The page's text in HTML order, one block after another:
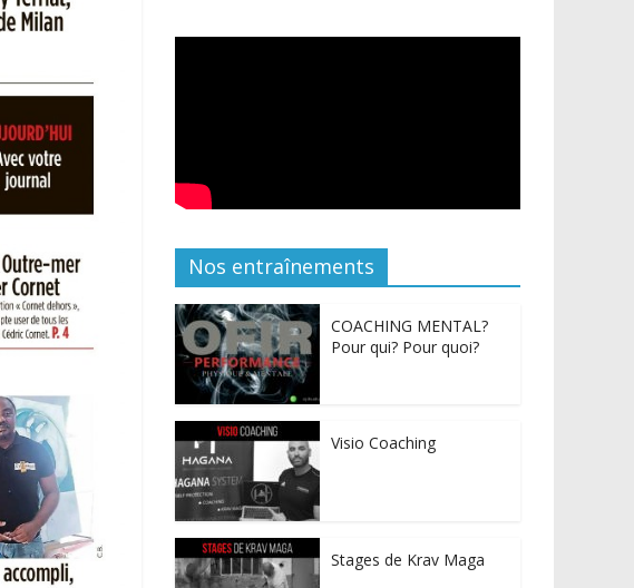
Nos entraînements
COACHING MENTAL?
Pour qui? Pour quoi?
Visio Coaching
Stages de Krav Maga